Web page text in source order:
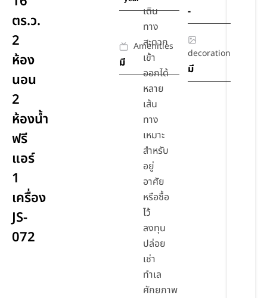
ตร.ว.
2
ห้อง
นอน
2
ห้องน้ำ
ฟรี
แอร์
1
เครื่อง
JS-
072
-
Amenities
มี
decoration
มี
เดิน
ทาง
สะดวก
เข้า
ออกได้
หลาย
เส้น
ทาง
เหมาะ
สำหรับ
อยู่
อาศัย
หรือซื้อ
ไว้
ลงทุน
ปล่อย
เช่า
ทำเล
ศักยภาพ